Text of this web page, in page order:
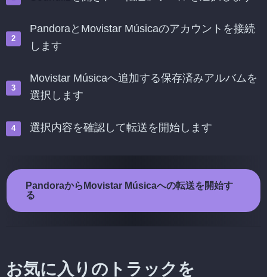
PandoraとMovistar Músicaのアカウントを接続
します
Movistar Músicaへ追加する保存済みアルバムを
選択します
選択内容を確認して転送を開始します
PandoraからMovistar Músicaへの転送を開始す
る
お気に入りのトラックを